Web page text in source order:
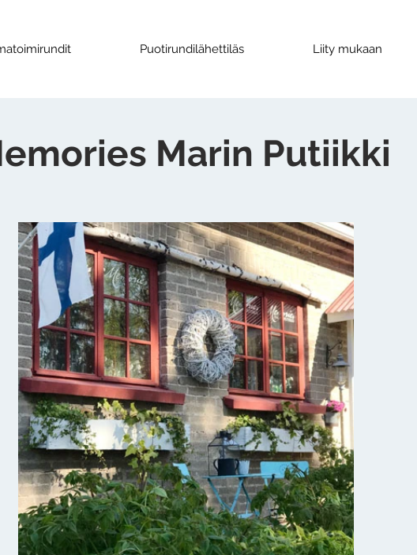
Puotirundilähettiläs Liity mukaan
Marin Putiikki